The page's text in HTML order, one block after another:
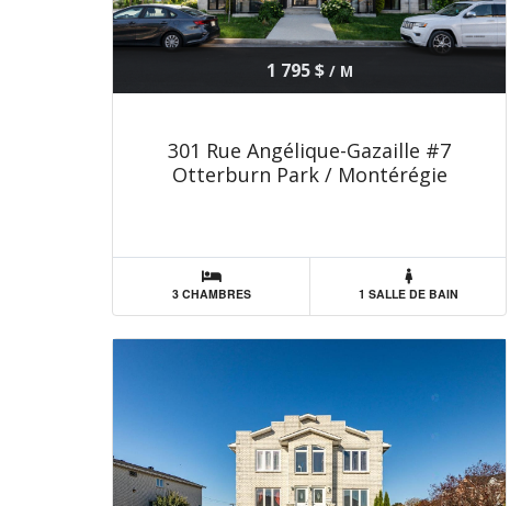
1 795 $/ M
301 Rue Angélique-Gazaille #7
Otterburn Park / Montérégie
3 CHAMBRES 1 SALLE DE BAIN